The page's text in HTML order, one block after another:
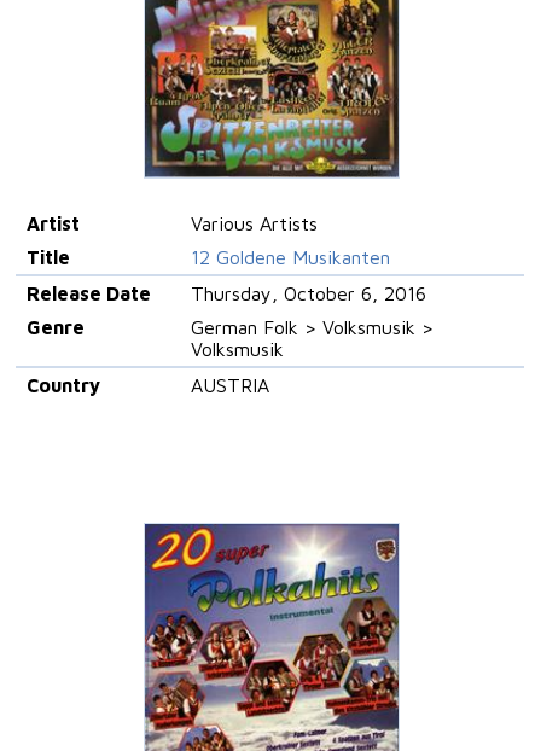
Artist
Various Artists
Title
12 Goldene Musikanten
Release Date
Thursday, October 6, 2016
Genre
German Folk > Volksmusik >
Volksmusik
Country
AUSTRIA